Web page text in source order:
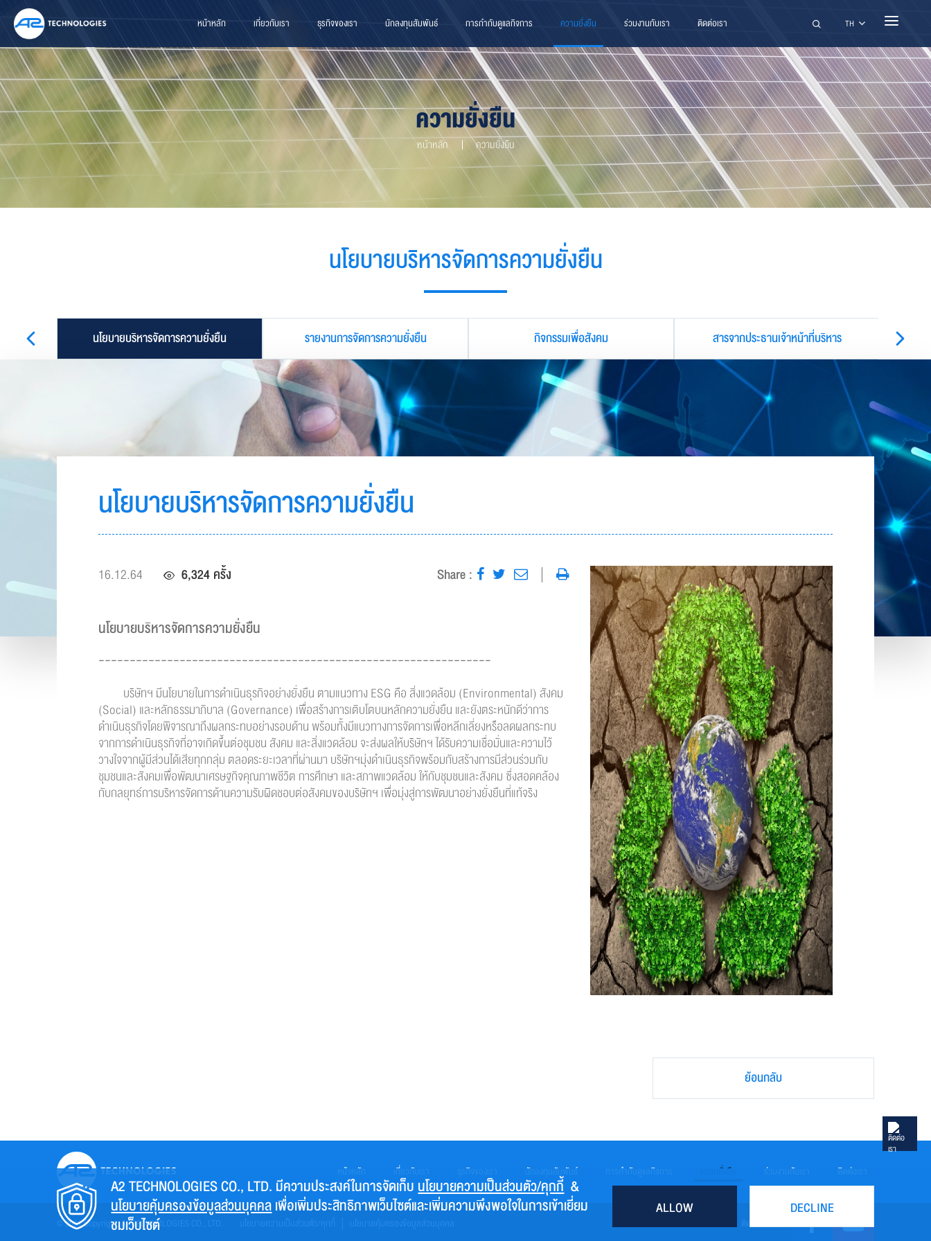
หน้าหลัก เกี่ยวกับเรา ธุรกิจของเรา นักลงทุนสัมพันธ์ การกำกับดูแลกิจการ ความยั่งยืน ร่วมงานกับเรา ติดต่อเรา ค้นหาTH
ความยั่งยืน
หน้าหลัก ความยั่งยืน
นโยบายบริหารจัดการความยั่งยืน
นโยบายบริหารจัดการความยั่งยืน รายงานการจัดการความยั่งยืน กิจกรรมเพื่อสังคม สารจากประธานเจ้าหน้าที่บริหาร
นโยบายบริหารจัดการความยั่งยืน
16.12.64 6,324 ครั้ง Share :
นโยบายบริหารจัดการความยั่งยืน
---------------------------------------------------------------
บริษัทฯ มีนโยบายในการดำเนินธุรกิจอย่างยั่งยืน ตามแนวทาง ESG คือ สิ่งแวดล้อม (Environmental) สังคม
(Social) และหลักธรรมาภิบาล (Governance) เพื่อสร้างการเติบโตบนหลักความยั่งยืน และยังตระหนักดีว่าการ
ดำเนินธุรกิจโดยพิจารณาถึงผลกระทบอย่างรอบด้าน พร้อมทั้งมีแนวทางการจัดการเพื่อหลีกเลี่ยงหรือลดผลกระทบ
จากการดำเนินธุรกิจที่อาจเกิดขึ้นต่อชุมชน สังคม และสิ่งแวดล้อม จะส่งผลให้บริษัทฯ ได้รับความเชื่อมั่นและความไว้
วางใจจากผู้มีส่วนได้เสียทุกกลุ่ม ตลอดระยะเวลาที่ผ่านมา บริษัทฯมุ่งดำเนินธุรกิจพร้อมกับสร้างการมีส่วนร่วมกับ
ชุมชนและสังคมเพื่อพัฒนาเศรษฐกิจคุณภาพชีวิต การศึกษา และสภาพแวดล้อม ให้กับชุมชนและสังคม ซึ่งสอดคล้อง
กับกลยุทธ์การบริหารจัดการด้านความรับผิดชอบต่อสังคมของบริษัทฯ เพื่อมุ่งสู่การพัฒนาอย่างยั่งยืนที่แท้จริง
ย้อนกลับ
หน้าหลัก เกี่ยวกับเรา ธุรกิจของเรา นักลงทุนสัมพันธ์ การกำกับดูแลกิจการ ความยั่งยืน ร่วมงานกับเรา ติดต่อเรา
© 2021 Copyright. A2 TECHNOLOGIES CO., LTD. นโยบายความเป็นส่วนตัว/คุกกี้ นโยบายคุ้มครองข้อมูลส่วนบุคคล ติดตามเรา:
A2 TECHNOLOGIES CO., LTD. มีความประสงค์ในการจัดเก็บนโยบายความเป็นส่วนตัว/คุกกี้ &
นโยบายคุ้มครองข้อมูลส่วนบุคคลเพื่อเพิ่มประสิทธิภาพเว็บไซต์และเพิ่มความพึงพอใจในการเข้าเยี่ยม
ชมเว็บไซต์
ALLOW DECLINE